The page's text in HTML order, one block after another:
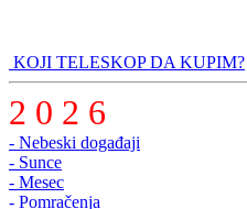
KOJI TELESKOP DA KUPIM?
2 0 2 6
- Nebeski događaji
- Sunce
- Mesec
- Pomračenja